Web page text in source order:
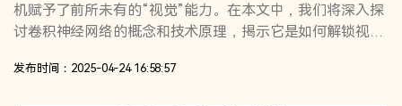
客服热线：
机赋予了前所未有的“视觉”能力。在本文中，我们将深入探
讨卷积神经网络的概念和技术原理，揭示它是如何解锁视觉
发布时间：2025-04-24 16:58:57